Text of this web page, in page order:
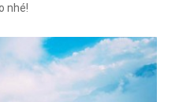
nhé!